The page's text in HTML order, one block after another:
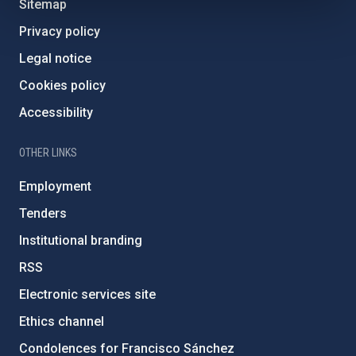
Sitemap
Privacy policy
Legal notice
Cookies policy
Accessibility
OTHER LINKS
Employment
Tenders
Institutional branding
RSS
Electronic services site
Ethics channel
Condolences for Francisco Sánchez